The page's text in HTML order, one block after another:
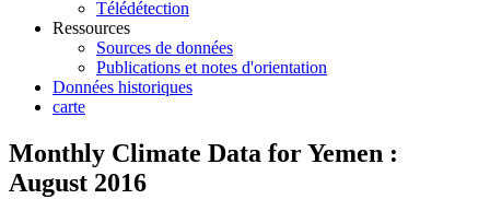
Télédétection
Ressources
Sources de données
Publications et notes d'orientation
Données historiques
carte
Monthly Climate Data for Yemen :
August 2016